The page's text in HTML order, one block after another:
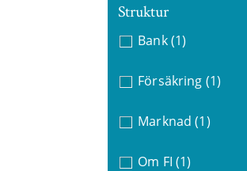
Struktur
Bank (1)
Försäkring (1)
Marknad (1)
Om FI (1)